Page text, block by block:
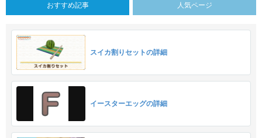
おすすめ記事 人気ページ
スイカ割りセットの詳細
イースターエッグの詳細